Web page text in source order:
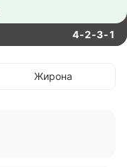
4-2-3-1
Жирона